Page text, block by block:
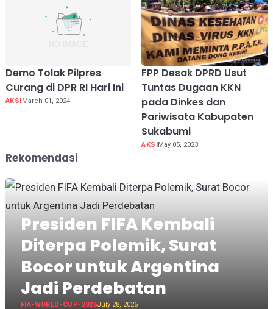
Demo Tolak Pilpres
Curang di DPR RI Hari Ini
AKSIMarch 01, 2024
FPP Desak DPRD Usut
Tuntas Dugaan KKN
pada Dinkes dan
Pariwisata Kabupaten
Sukabumi
AKSIMay 05, 2023
Rekomendasi
Presiden FIFA Kembali
Diterpa Polemik, Surat
Bocor untuk Argentina
Jadi Perdebatan
FIA-WORLD-CUP-2026July 28, 2026